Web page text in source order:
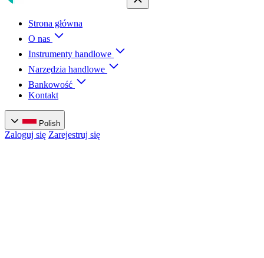
Strona główna
O nas
Instrumenty handlowe
Narzędzia handlowe
Bankowość
Kontakt
Polish
Zaloguj się Zarejestruj się